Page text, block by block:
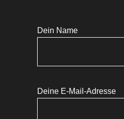
Dein Name
Deine E-Mail-Adresse